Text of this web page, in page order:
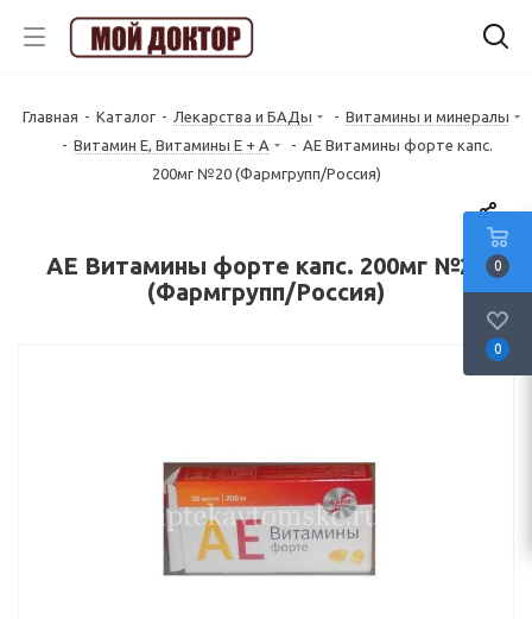
Главная - Каталог - Лекарства и БАДы - Витамины и минералы
- Витамин Е, Витамины Е + А - АЕ Витамины форте капс.
200мг №20 (Фармгрупп/Россия)
АЕ Витамины форте капс. 200мг №20
(Фармгрупп/Россия)
0
0